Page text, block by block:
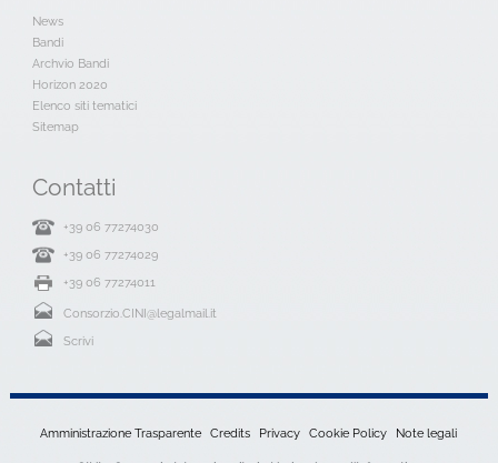
News
Bandi
Archvio Bandi
Horizon 2020
Elenco siti tematici
Sitemap
Contatti
+39 06 77274030
+39 06 77274029
+39 06 77274011
Consorzio.CINI@legalmail.it
Scrivi
Amministrazione Trasparente Credits Privacy Cookie Policy Note legali